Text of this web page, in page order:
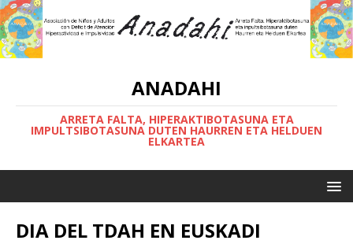
ANADAHI
ARRETA FALTA, HIPERAKTIBOTASUNA ETA
IMPULTSIBOTASUNA DUTEN HAURREN ETA HELDUEN
ELKARTEA
DIA DEL TDAH EN EUSKADI